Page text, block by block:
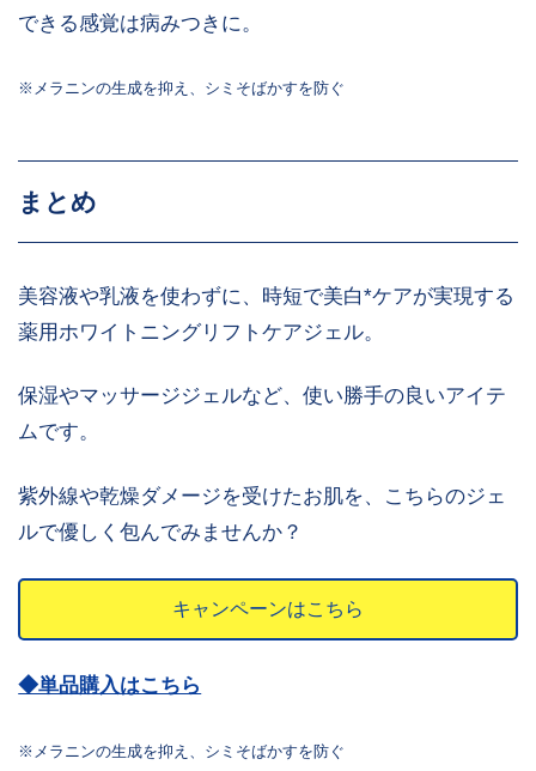
できる感覚は病みつきに。
※メラニンの生成を抑え、シミそばかすを防ぐ
まとめ
美容液や乳液を使わずに、時短で美白*ケアが実現する
薬用ホワイトニングリフトケアジェル。
保湿やマッサージジェルなど、使い勝手の良いアイテ
ムです。
紫外線や乾燥ダメージを受けたお肌を、こちらのジェ
ルで優しく包んでみませんか？
キャンペーンはこちら
◆単品購入はこちら
※メラニンの生成を抑え、シミそばかすを防ぐ